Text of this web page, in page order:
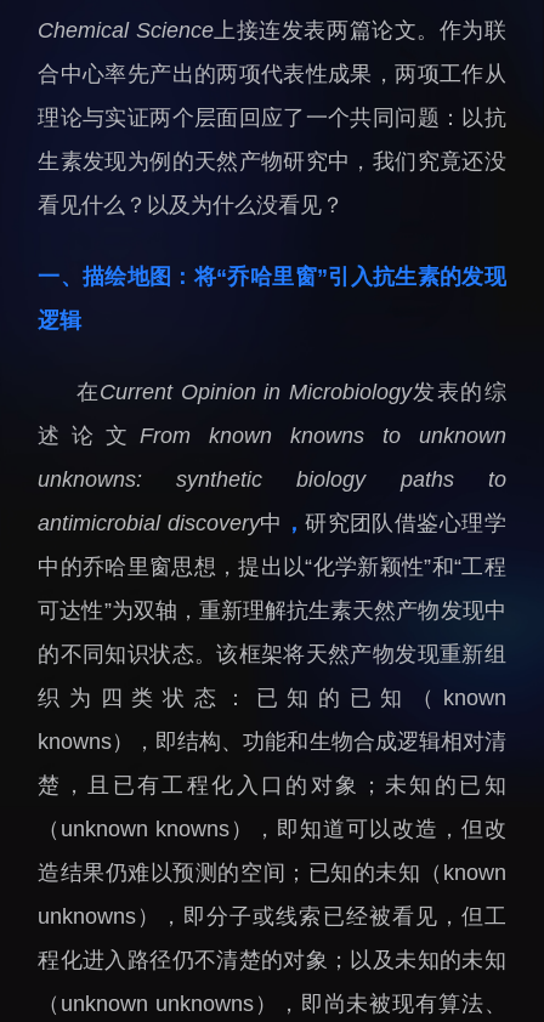
分析测试中心
实验室建设与管理
生物安全管理
合作交流
学术活动
媒体报道
档案频道
刊物与文化
先进视界
学生就业
教育动态
交流动态
转移转化
Chemical Science上接连发表两篇论文。作为联
合中心率先产出的两项代表性成果，两项工作从
理论与实证两个层面回应了一个共同问题：以抗
生素发现为例的天然产物研究中，我们究竟还没
看见什么？以及为什么没看见？
一、描绘地图：将“乔哈里窗”引入抗生素的发现
逻辑
在Current Opinion in Microbiology发表的综
述论文From known knowns to unknown
unknowns: synthetic biology paths to
antimicrobial discovery中 ，研究团队借鉴心理学
中的乔哈里窗思想，提出以“化学新颖性”和“工程
可达性”为双轴，重新理解抗生素天然产物发现中
的不同知识状态。该框架将天然产物发现重新组
织为四类状态：已知的已知（known
knowns），即结构、功能和生物合成逻辑相对清
楚，且已有工程化入口的对象；未知的已知
（unknown knowns），即知道可以改造，但改
造结果仍难以预测的空间；已知的未知（known
unknowns），即分子或线索已经被看见，但工
程化进入路径仍不清楚的对象；以及未知的未知
（unknown unknowns），即尚未被现有算法、